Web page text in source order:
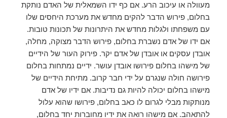
מעוולה או עיכוב הרע. אם כף ידו השמאלית של האדם נותקת
בחלום, פירוש הדבר להקים מחדש את מערכת היחסים שלו
עם משפחתו ולגלות מחדש את היתרונות של תכונות טובות.
אם ידו של אדם נשברת בחלום, פירוש הדבר מצוקה, מחלה,
אובדן עסקים או אובדן של אדם יקר. פירוק העור של הידיים
של מישהו בחלום פירושו אובדן עושר. ידיים נמתחות בחלום
פירושה חולה שנגרם על ידי חבר קרוב. מתיחת הידיים של
מישהו בחלום יכולה להיות גם נדיבות. אם ידיו של אדם
מנותקות מבלי לגרום לו כאב בחלום, פירושו שהוא עלול
להתאהב. אם מישהו רואה את ידיו מחוברות יחד בחלום,